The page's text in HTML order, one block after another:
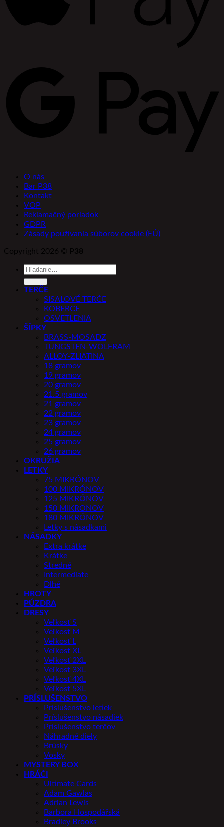
O nás
Bar P38
Kontakt
VOP
Reklamačný poriadok
GDPR
Zásady používania súborov cookie (EÚ)
Copyright 2026 © P38
Hľadať:
TERČE
SISALOVÉ TERČE
KOBERCE
OSVETLENIA
ŠÍPKY
BRASS-MOSADZ
TUNGSTEN-WOLFRAM
ALLOY-ZLIATINA
18 gramov
19 gramov
20 gramov
21.5 gramov
21 gramov
22 gramov
23 gramov
24 gramov
25 gramov
26 gramov
OKRUŽIA
LETKY
75 MIKRÓNOV
100 MIKRÓNOV
125 MIKRÓNOV
150 MIKRONOV
180 MIKRÓNOV
Letky s násadkami
NÁSADKY
Extra krátke
Krátke
Stredné
Intermediate
Dlhé
HROTY
PÚZDRA
DRESY
Veľkosť S
Veľkosť M
Veľkosť L
Veľkosť XL
Veľkosť 2XL
Veľkosť 3XL
Veľkosť 4XL
Veľkosť 5XL
PRÍSLUŠENSTVO
Príslušenstvo letiek
Príslušenstvo násadiek
Príslušenstvo terčov
Náhradné diely
Brúsky
Vosky
MYSTERY BOX
HRÁČI
Ultimate Cards
Adam Gawlas
Adrian Lewis
Barbora Hospodářská
Bradley Brooks